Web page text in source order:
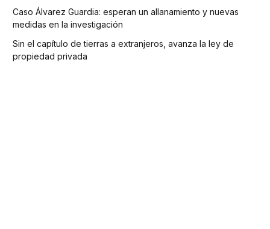
Caso Álvarez Guardia: esperan un allanamiento y nuevas
medidas en la investigación
Sin el capítulo de tierras a extranjeros, avanza la ley de
propiedad privada